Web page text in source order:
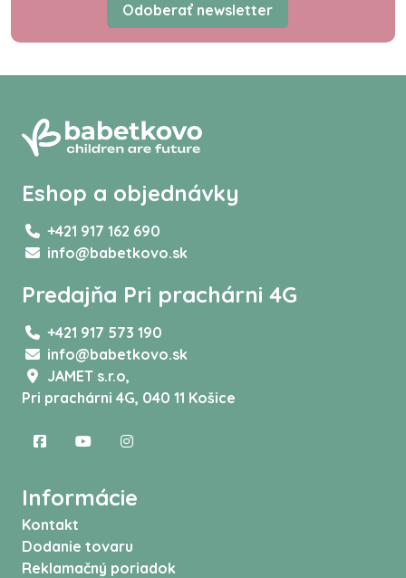
Odoberať newsletter
Eshop a objednávky
+421 917 162 690
info@babetkovo.sk
Predajňa Pri prachárni 4G
+421 917 573 190
info@babetkovo.sk
JAMET s.r.o,
Pri prachárni 4G, 040 11 Košice
Informácie
Kontakt
Dodanie tovaru
Reklamačný poriadok